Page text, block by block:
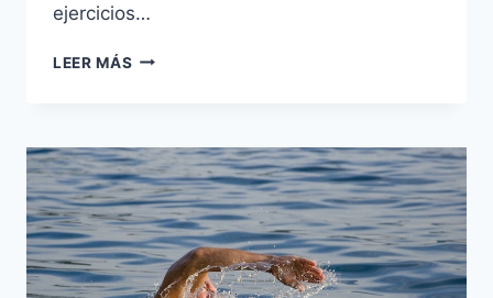
ejercicios…
LEER MÁS LA
IDEAL
PARA
CORREDORES